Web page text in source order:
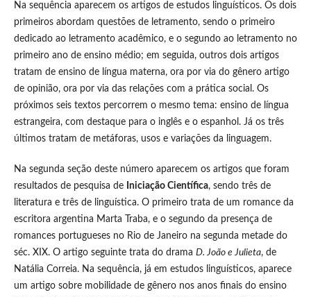
Na sequência aparecem os artigos de estudos linguísticos. Os dois
primeiros abordam questões de letramento, sendo o primeiro
dedicado ao letramento acadêmico, e o segundo ao letramento no
primeiro ano de ensino médio; em seguida, outros dois artigos
tratam de ensino de língua materna, ora por via do gênero artigo
de opinião, ora por via das relações com a prática social. Os
próximos seis textos percorrem o mesmo tema: ensino de língua
estrangeira, com destaque para o inglês e o espanhol. Já os três
últimos tratam de metáforas, usos e variações da linguagem.
Na segunda seção deste número aparecem os artigos que foram
resultados de pesquisa de Iniciação Científica, sendo três de
literatura e três de linguística. O primeiro trata de um romance da
escritora argentina Marta Traba, e o segundo da presença de
romances portugueses no Rio de Janeiro na segunda metade do
séc. XIX. O artigo seguinte trata do drama D. João e Julieta, de
Natália Correia. Na sequência, já em estudos linguísticos, aparece
um artigo sobre mobilidade de gênero nos anos finais do ensino